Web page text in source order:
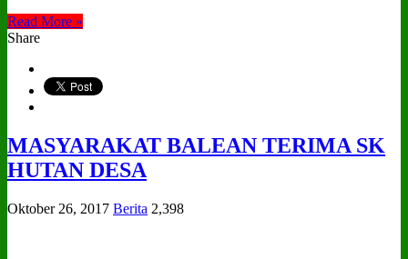
Read More »
Share
MASYARAKAT BALEAN TERIMA SK
HUTAN DESA
Oktober 26, 2017 Berita 2,398